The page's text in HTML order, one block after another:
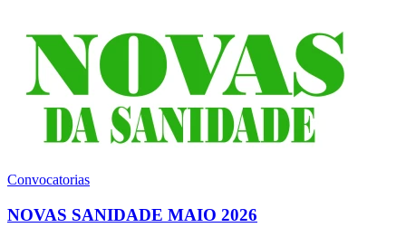
Convocatorias
NOVAS SANIDADE MAIO 2026